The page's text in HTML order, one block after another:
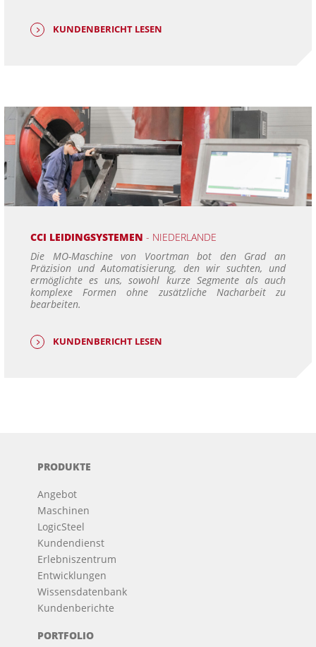
KUNDENBERICHT LESEN
CCI LEIDINGSYSTEMEN- NIEDERLANDE
Die MO-Maschine von Voortman bot den Grad an
Präzision und Automatisierung, den wir suchten, und
ermöglichte es uns, sowohl kurze Segmente als auch
komplexe Formen ohne zusätzliche Nacharbeit zu
bearbeiten.
KUNDENBERICHT LESEN
PRODUKTE
Angebot
Maschinen
LogicSteel
Kundendienst
Erlebniszentrum
Entwicklungen
Wissensdatenbank
Kundenberichte
PORTFOLIO